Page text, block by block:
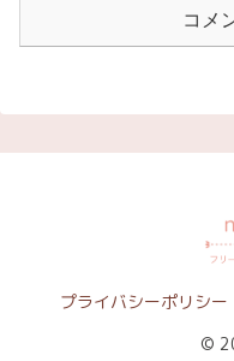
コメ
プライバシーポリシー
©